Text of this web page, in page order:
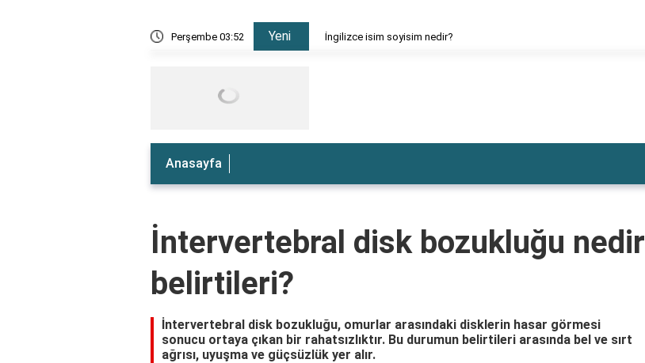
Perşembe 03:52 Yeni İngilizce isim soyisim nedir?
Anasayfa
İntervertebral disk bozukluğu nedir
belirtileri?
İntervertebral disk bozukluğu, omurlar arasındaki disklerin hasar görmesi
sonucu ortaya çıkan bir rahatsızlıktır. Bu durumun belirtileri arasında bel ve sırt
ağrısı, uyuşma ve güçsüzlük yer alır.